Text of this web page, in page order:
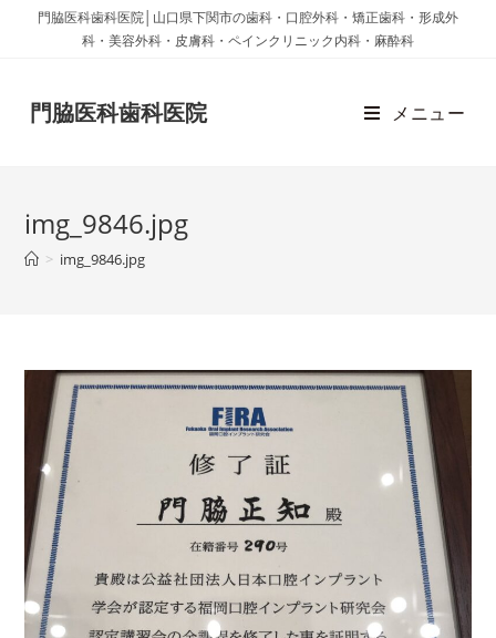
門脇医科歯科医院│山口県下関市の歯科・口腔外科・矯正歯科・形成外
科・美容外科・皮膚科・ペインクリニック内科・麻酔科
門脇医科歯科医院 メニュー
img_9846.jpg
> img_9846.jpg